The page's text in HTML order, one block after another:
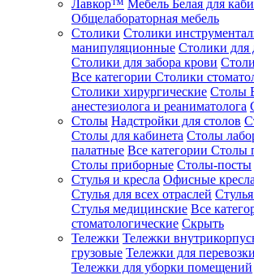
Лавкор™ Мебель Белая для
Общелабораторная мебель
Столики Столики
манипуляционные Столики для
Столики для забора крови
Все категории Столики
Столики хирургические Столы
анестезиолога и реаниматолога
Столы Надстройки для столов
Столы для кабинета Столы
палатные Все категории Столы
Столы приборные Столы-посты
Стулья и кресла Офисные кресла
Стулья для всех отраслей
Стулья медицинские Все
стоматологические Скрыть
Тележки Тележки
грузовые Тележки для
Тележки для уборки помещений